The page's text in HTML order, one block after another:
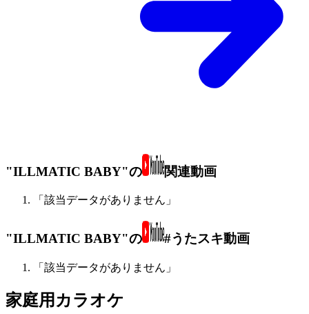
"ILLMATIC BABY"の 関連動画
「該当データがありません」
"ILLMATIC BABY"の #うたスキ動画
「該当データがありません」
家庭用カラオケ